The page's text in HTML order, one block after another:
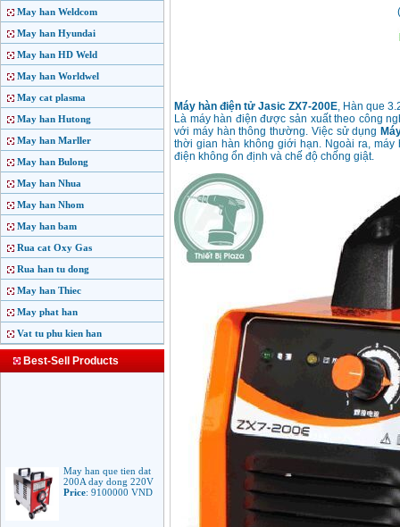
May han Weldcom
May han Hyundai
May han HD Weld
May han Worldwel
May cat plasma
May han Hutong
May han Marller
May han Bulong
May han Nhua
May han Nhom
May han bam
Rua cat Oxy Gas
Rua han tu dong
May han Thiec
May phat han
Vat tu phu kien han
Best-Sell Products
200A day dong 220V
Price:9100000 VND
(
Máy hàn điện tử Jasic ZX7-200E, Hàn que
Là máy hàn điện được sản xuất theo công
với máy hàn thông thường. Việc sử dụng
thời gian hàn không giới hạn. Ngoài ra,
điện không ổn định và chế độ chống giật.